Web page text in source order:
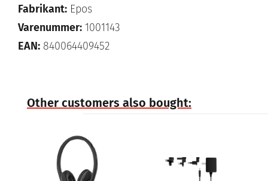
Fabrikant: Epos
Varenummer: 1001143
EAN: 840064409452
Other customers also bought: